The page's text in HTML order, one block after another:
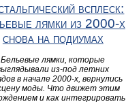
всплеск:
лямки из 2000‑х
снова на подиумах
Бельевые лямки, которые
из‑под летних
в начале 2000‑х, вернулись
моды. Что движет этим
и как интегрировать